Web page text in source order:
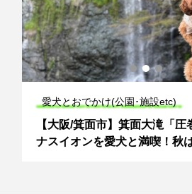
愛犬とおでかけ(公園･施設etc)
【大阪/箕面市】箕面大滝「圧
ナスイオンを愛犬と満喫！秋